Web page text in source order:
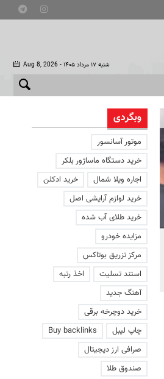
Aug 8, 2026 - شنبه ۱۷ مرداد ۱۴۰۵
تصاویری از محل انفجار گاز
آبادان | ویدئو
وبگردی
موتور آسانسور
خرید دستگاه ماساژور بلکر
اجاره ویلا شمال
خرید ادکلن
خرید لوازم آرایشی اصل
خرید طلای آب شده
مزایده خودرو
مرکز تزریق بوتاکس
استند تسلیت
اخذ رتبه
آهنگ جدید
خرید دوچرخه برقی
چاپ لیبل
Buy backlinks
صرافی ارز دیجیتال
صندوق طلا